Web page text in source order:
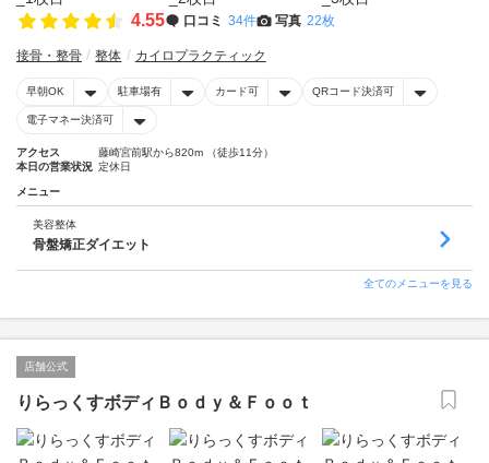
4.55 口コミ 34件 写真 22枚
接骨・整骨 整体 カイロプラクティック
早朝OK 駐車場有 カード可 QRコード決済可
電子マネー決済可
アクセス
藤崎宮前駅から820m （徒歩11分）
本日の営業状況 定休日
メニュー
美容整体
骨盤矯正ダイエット
全てのメニューを見る
店舗公式
りらっくすボディＢｏｄｙ＆Ｆｏｏｔ